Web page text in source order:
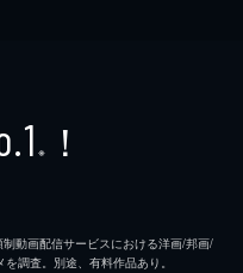
※ ！
動画配信サービスにおける洋画/邦画/
調査。別途、有料作品あり。